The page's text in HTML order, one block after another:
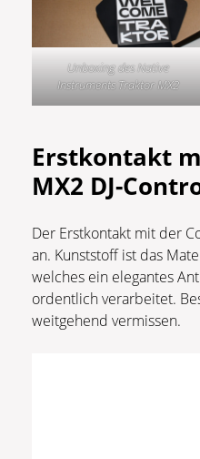
Unboxing des Native
Instruments Traktor MX2
Erstkontakt
MX2 DJ-
Der Erstkontakt mit der
an. Kunststoff ist das
welches ein elegantes
ordentlich verarbeitet.
weitgehend vermissen.